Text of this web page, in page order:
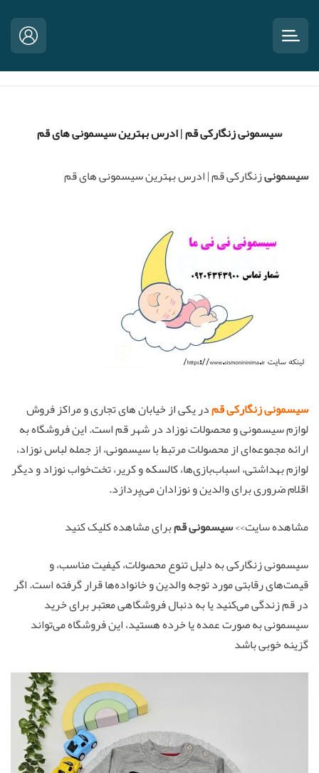
سیسمونی زنگارکی قم | ادرس بهترین سیسمونی های قم
سیسمونیزنگارکی قم | ادرس بهترین سیسمونی های قم
سیسمونی زنگارکی قمدر یکی از خیابان های تجاری و مراکز فروش
لوازم سیسمونی و محصولات نوزاد در شهر قم است. این فروشگاه به
ارائه مجموعه‌ای از محصولات مرتبط با سیسمونی، از جمله لباس نوزاد،
لوازم بهداشتی، اسباب‌بازی‌ها، کالسکه و کریر، تخت‌خواب نوزاد و دیگر
اقلام ضروری برای والدین و نوزادان می‌پردازد.
مشاهده سایت>>سیسمونی قمبرای مشاهده کلیک کنید
سیسمونی زنگارکی به دلیل تنوع محصولات، کیفیت مناسب، و
قیمت‌های رقابتی مورد توجه والدین و خانواده‌ها قرار گرفته است. اگر
در قم زندگی می‌کنید یا به دنبال فروشگاهی معتبر برای خرید
سیسمونی به صورت عمده یا خرده هستید، این فروشگاه می‌تواند
گزینه خوبی باشد